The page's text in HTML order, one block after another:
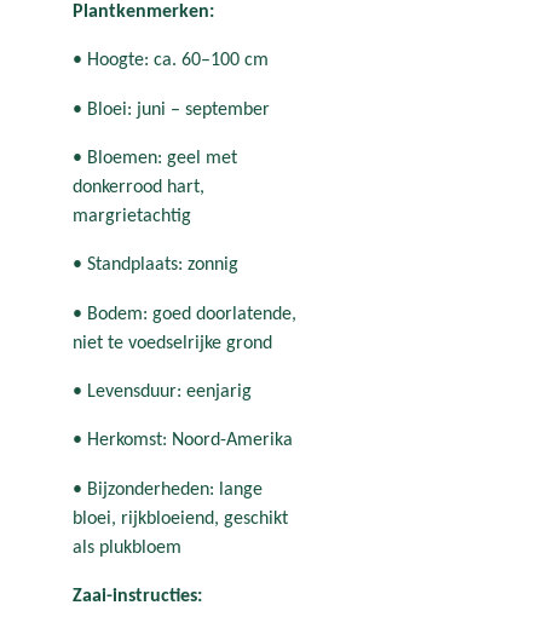
Plantkenmerken:
• Hoogte: ca. 60–100 cm
• Bloei: juni – september
• Bloemen: geel met
donkerrood hart,
margrietachtig
• Standplaats: zonnig
• Bodem: goed doorlatende,
niet te voedselrijke grond
• Levensduur: eenjarig
• Herkomst: Noord-Amerika
• Bijzonderheden: lange
bloei, rijkbloeiend, geschikt
als plukbloem
Zaai-instructies: